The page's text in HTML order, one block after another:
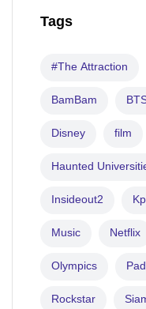
Tags
#The Attraction
BamBam
Disney film
Haunted
Insideout2
Music Netflix
Olympics
Rockstar